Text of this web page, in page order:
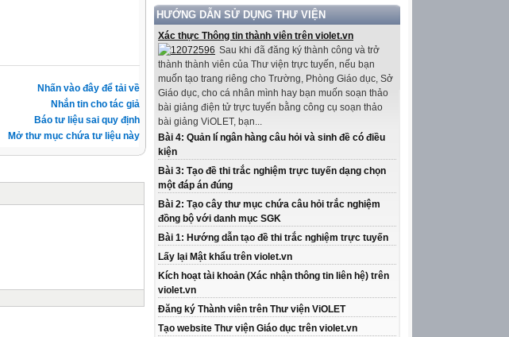
HƯỚNG DẪN SỬ DỤNG THƯ VIỆN
Xác thực Thông tin thành viên trên violet.vn
Sau khi đã đăng ký thành công và trở
thành thành viên của Thư viện trực tuyến, nếu bạn
muốn tạo trang riêng cho Trường, Phòng Giáo dục, Sở
Giáo dục, cho cá nhân mình hay bạn muốn soạn thảo
bài giảng điện tử trực tuyến bằng công cụ soạn thảo
bài giảng ViOLET, bạn...
Bài 4: Quản lí ngân hàng câu hỏi và sinh đề có điều
kiện
Bài 3: Tạo đề thi trắc nghiệm trực tuyến dạng chọn
một đáp án đúng
Bài 2: Tạo cây thư mục chứa câu hỏi trắc nghiệm
đồng bộ với danh mục SGK
Bài 1: Hướng dẫn tạo đề thi trắc nghiệm trực tuyến
Lấy lại Mật khẩu trên violet.vn
Kích hoạt tài khoản (Xác nhận thông tin liên hệ) trên
violet.vn
Đăng ký Thành viên trên Thư viện ViOLET
Tạo website Thư viện Giáo dục trên violet.vn
Nhấn vào đây để tải về
Nhắn tin cho tác giả
Báo tư liệu sai quy định
Mở thư mục chứa tư liệu này